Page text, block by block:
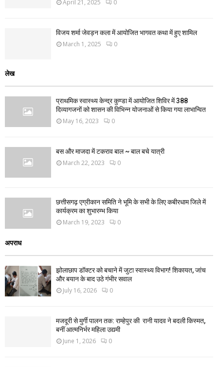
April 21, 2025 0
विजय शर्मा जेवड़न कला में आयोजित भागवत कथा में हुए शामिल
March 1, 2025 0
लेख
प्राथमिक स्वास्थ्य केन्द्र कुण्डा में आयोजित शिविर में 388
दिव्यागजनों को शासन की विभिन्न योजनाओं से किया गया लाभान्वित
May 16, 2023 0
बस और माजदा में टकराव बाल ~ बाल बचे यात्री
March 22, 2023 0
छत्तीसगढ़ एग्रीकान समिति ने भूमि के सभी के लिए कबीरधाम जिले में
कार्यक्रम का शुभारम्भ किया
March 19, 2023 0
अपराध
झोलाछाप डॉक्टर को बचाने में जुटा स्वास्थ्य विभाग! शिकायत, जांच
और बयान के बाद उठे गंभीर सवाल
July 16, 2026 0
मजदूरी से मुर्गी पालन तक: राम्हेपुर की रानी यादव ने बदली किस्मत,
बनीं आत्मनिर्भर महिला उद्यमी
June 1, 2026 0